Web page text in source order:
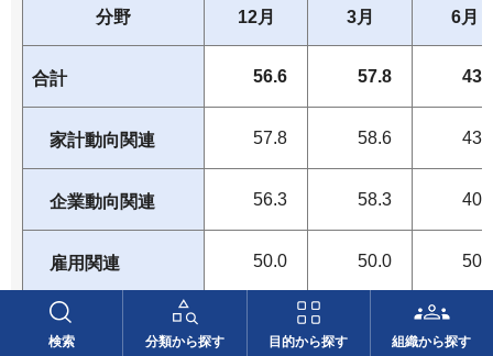
検索 分類から探す 目的から探す 組織から探す
分野
12月
3月
6月
合計 56.6 57.8
家計動向関連 57.8 58.6
企業動向関連 56.3 58.3
雇用関連 50.0 50.0